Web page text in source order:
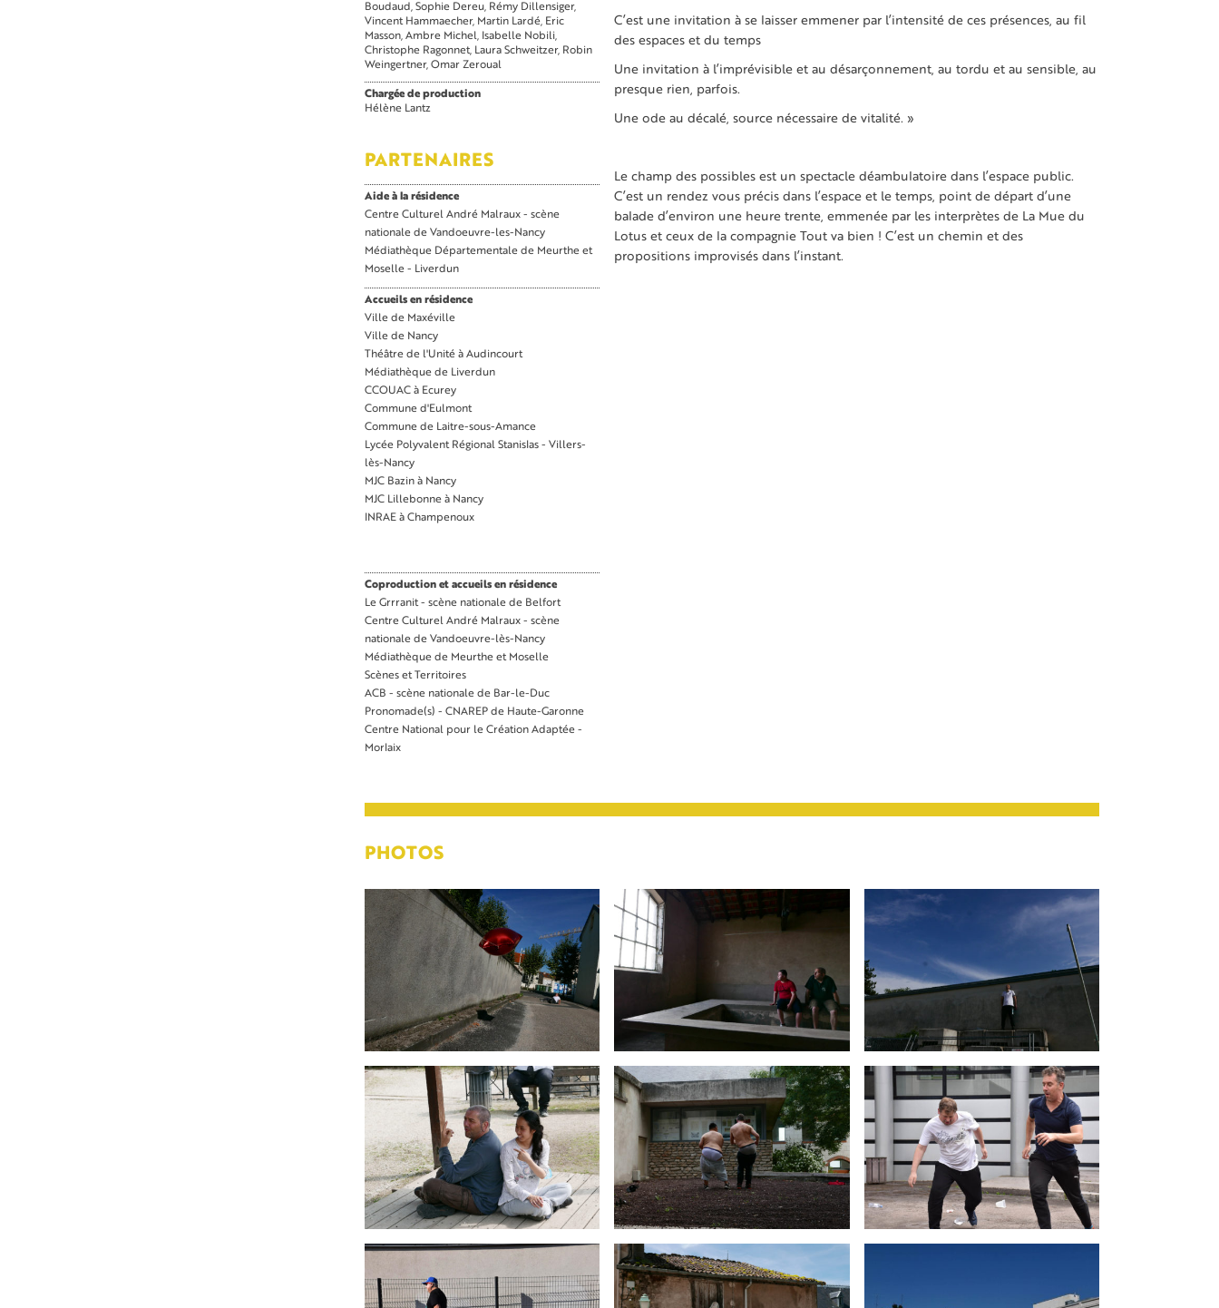
Boudaud Sophie Dereu Rémy Dillensiger
Vincent Hammaecher Martin Lardé Eric
Masson Ambre Michel
Isabelle Nobili
Christophe Ragonnet Laura Schweitzer Robin
Weingertner Omar Zeroual
Chargée de production
Hélène Lantz
PARTENAIRES
Aide à la résidence
Centre Culturel André Malraux - scène
nationale de Vandoeuvre-les-Nancy
Médiathèque Départementale de Meurthe et
Moselle - Liverdun
Accueils en résidence
Ville de Maxéville
Ville de Nancy
Théâtre de l'Unité à Audincourt
Médiathèque de Liverdun
CCOUAC à Ecurey
Commune d'Eulmont
Commune de Laitre-sous-Amance
Lycée Polyvalent Régional Stanislas - Villers-
lès-Nancy
MJC Bazin à Nancy
MJC Lillebonne à Nancy
INRAE à Champenoux
Coproduction et accueils en résidence
Le Grrranit - scène nationale de Belfort
Centre Culturel André Malraux - scène
nationale de Vandoeuvre-lès-Nancy
Médiathèque de Meurthe et Moselle
Scènes et Territoires
ACB - scène nationale de Bar-le-Duc
Pronomade(s) - CNAREP de Haute-Garonne
Centre National pour le Création Adaptée -
Morlaix
C’est une invitation à se laisser emmener par l’intensité de ces présences, au fil
des espaces et du temps
Une invitation à l’imprévisible et au désarçonnement, au tordu et au sensible, au
presque rien, parfois.
Une ode au décalé, source nécessaire de vitalité. »
Le champ des possibles est un spectacle déambulatoire dans l’espace public.
C’est un rendez vous précis dans l’espace et le temps, point de départ d’une
balade d’environ une heure trente, emmenée par les interprètes de La Mue du
Lotus et ceux de la compagnie Tout va bien ! C’est un chemin et des
propositions improvisés dans l’instant.
PHOTOS